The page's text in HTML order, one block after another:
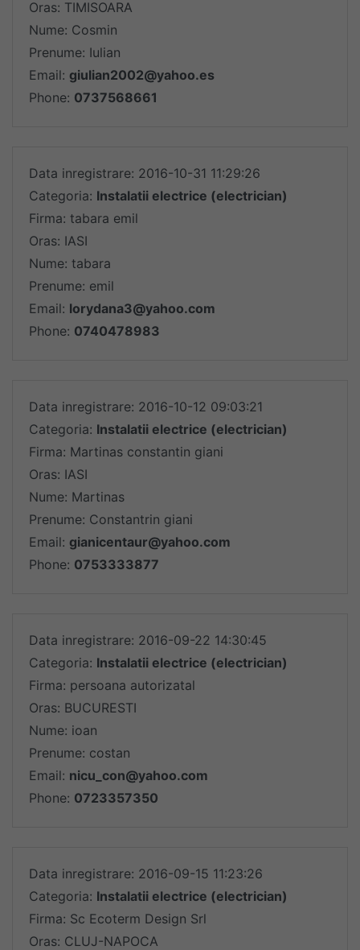
Oras: TIMISOARA
Nume: Cosmin
Prenume: Iulian
Email: giulian2002@yahoo.es
Phone: 0737568661
Data inregistrare: 2016-10-31 11:29:26
Categoria: Instalatii electrice (electrician)
Firma: tabara emil
Oras: IASI
Nume: tabara
Prenume: emil
Email: lorydana3@yahoo.com
Phone: 0740478983
Data inregistrare: 2016-10-12 09:03:21
Categoria: Instalatii electrice (electrician)
Firma: Martinas constantin giani
Oras: IASI
Nume: Martinas
Prenume: Constantrin giani
Email: gianicentaur@yahoo.com
Phone: 0753333877
Data inregistrare: 2016-09-22 14:30:45
Categoria: Instalatii electrice (electrician)
Firma: persoana autorizatal
Oras: BUCURESTI
Nume: ioan
Prenume: costan
Email: nicu_con@yahoo.com
Phone: 0723357350
Data inregistrare: 2016-09-15 11:23:26
Categoria: Instalatii electrice (electrician)
Firma: Sc Ecoterm Design Srl
Oras: CLUJ-NAPOCA